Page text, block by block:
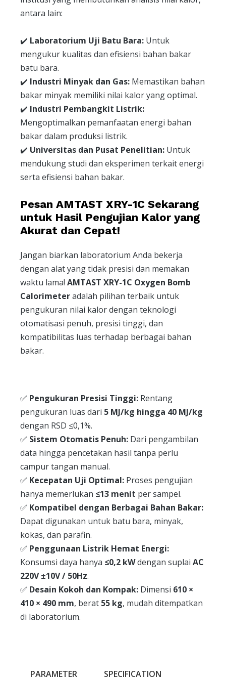
antara lain:
✔️ Laboratorium Uji Batu Bara: Untuk
mengukur kualitas dan efisiensi bahan bakar
batu bara.
✔️ Industri Minyak dan Gas: Memastikan bahan
bakar minyak memiliki nilai kalor yang optimal.
✔️ Industri Pembangkit Listrik:
Mengoptimalkan pemanfaatan energi bahan
bakar dalam produksi listrik.
✔️ Universitas dan Pusat Penelitian: Untuk
mendukung studi dan eksperimen terkait energi
serta efisiensi bahan bakar.
Pesan AMTAST XRY-1C Sekarang
untuk Hasil Pengujian Kalor yang
Akurat dan Cepat!
Jangan biarkan laboratorium Anda bekerja
dengan alat yang tidak presisi dan memakan
waktu lama! AMTAST XRY-1C Oxygen Bomb
Calorimeteradalah pilihan terbaik untuk
pengukuran nilai kalor dengan teknologi
otomatisasi penuh, presisi tinggi, dan
kompatibilitas luas terhadap berbagai bahan
bakar.
✅ Pengukuran Presisi Tinggi: Rentang
pengukuran luas dari 5 MJ/kg hingga 40 MJ/kg
dengan RSD ≤0,1%.
✅ Sistem Otomatis Penuh: Dari pengambilan
data hingga pencetakan hasil tanpa perlu
campur tangan manual.
✅ Kecepatan Uji Optimal: Proses pengujian
hanya memerlukan ≤13 menit per sampel.
✅ Kompatibel dengan Berbagai Bahan Bakar:
Dapat digunakan untuk batu bara, minyak,
kokas, dan parafin.
✅ Penggunaan Listrik Hemat Energi:
Konsumsi daya hanya ≤0,2 kWdengan suplai AC
220V ±10V / 50Hz.
✅ Desain Kokoh dan Kompak: Dimensi 610 ×
410 × 490 mm, berat 55 kg, mudah ditempatkan
di laboratorium.
PARAMETER
SPECIFICATION